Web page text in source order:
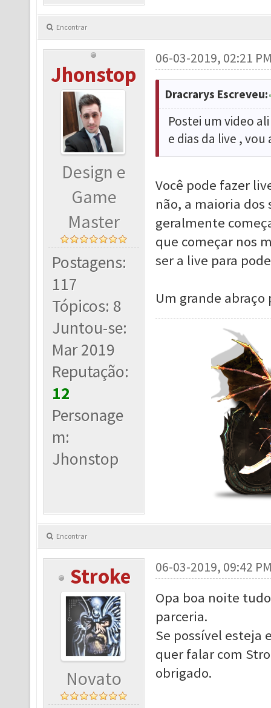
Encontrar
Jhonstop
Design e
Game
Master
Postagens:
117
Tópicos: 8
Juntou-se:
Mar 2019
Reputação:
12
Personage
m:
Jhonstop
06-03-2019, 02:21
Dracrarys Escreveu:
Postei um video
e dias da live ,
Você pode fazer
não, a maioria
geralmente
que começar nos
ser a live para
Um grande abraço
Encontrar
Stroke
Novato
06-03-2019, 09:42
Opa boa noite
parceria.
Se possível esteja
quer falar com
obrigado.